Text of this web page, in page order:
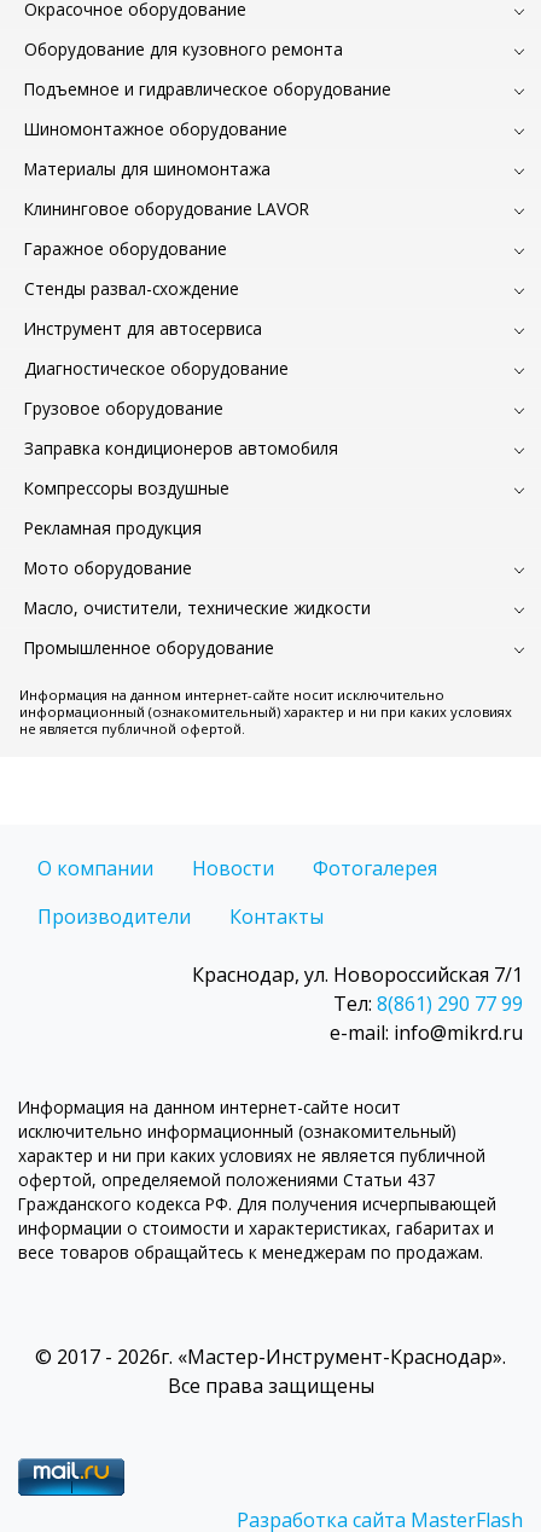
Окрасочное оборудование
Оборудование для кузовного ремонта
Подъемное и гидравлическое оборудование
Шиномонтажное оборудование
Материалы для шиномонтажа
Клининговое оборудование LAVOR
Гаражное оборудование
Стенды развал-схождение
Инструмент для автосервиса
Диагностическое оборудование
Грузовое оборудование
Заправка кондиционеров автомобиля
Компрессоры воздушные
Рекламная продукция
Мото оборудование
Масло, очистители, технические жидкости
Промышленное оборудование
Информация на данном интернет-сайте носит исключительно
информационный (ознакомительный) характер и ни при каких условиях
не является публичной офертой.
О компании Новости
Фотогалерея
Производители
Контакты
Краснодар, ул. Новороссийская 7/1
Тел: 8(861) 290 77 99
e-mail: info@mikrd.ru
Информация на данном интернет-сайте носит
исключительно информационный (ознакомительный)
характер и ни при каких условиях не является публичной
офертой, определяемой положениями Статьи 437
Гражданского кодекса РФ. Для получения исчерпывающей
информации о стоимости и характеристиках, габаритах и
весе товаров обращайтесь к менеджерам по продажам.
© 2017 - 2026г. «Мастер-Инструмент-Краснодар».
Все права защищены
Разработка сайта MasterFlash